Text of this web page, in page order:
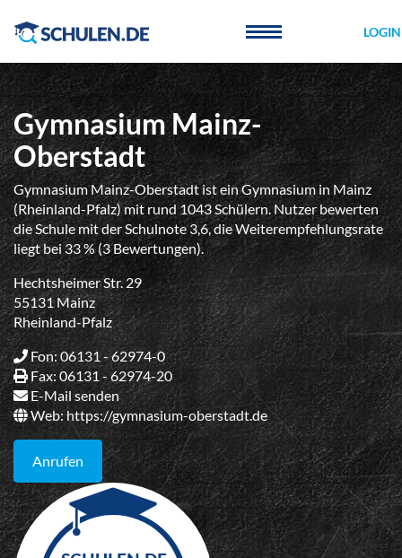
LOGIN
Gymnasium Mainz-
Oberstadt
Gymnasium Mainz-Oberstadt ist ein Gymnasium in Mainz
(Rheinland-Pfalz) mit rund 1043 Schülern. Nutzer bewerten
die Schule mit der Schulnote 3,6, die Weiterempfehlungsrate
liegt bei 33 % (3 Bewertungen).
Hechtsheimer Str. 29
55131 Mainz
Rheinland-Pfalz
Fon: 06131 - 62974-0
Fax: 06131 - 62974-20
E-Mail senden
Web:https://gymnasium-oberstadt.de
Anrufen